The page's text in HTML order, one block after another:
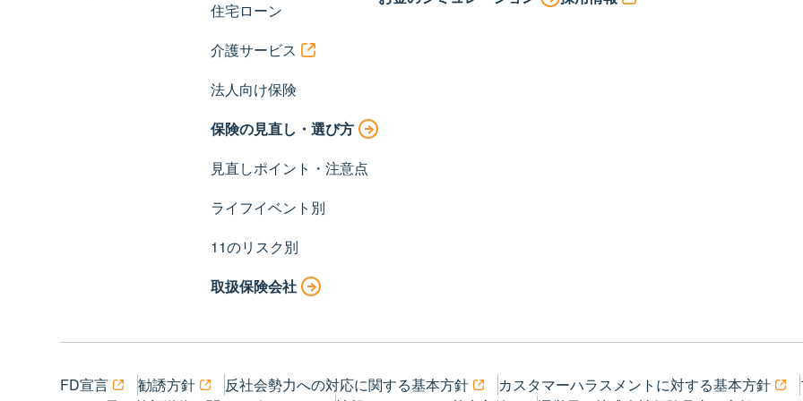
住宅ローン
介護サービス
法人向け保険
保険の見直し・選び方
見直しポイント・注意点
ライフイベント別
11のリスク別
取扱保険会社
FD宣言 勧誘方針 反社会勢力への対応に関する基本方針 カスタマーハラスメントに対する基本方針